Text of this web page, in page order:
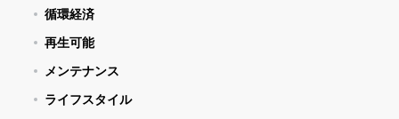
循環経済
再生可能
メンテナンス
ライフスタイル